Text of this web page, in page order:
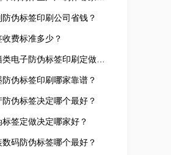
伪标签印刷公司省钱？
费标准多少？
伪标签印刷哪家靠谱？
防伪标签决定哪个最好？
标签定做决定哪家好？
数码防伪标签哪个最好？